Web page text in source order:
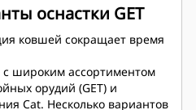
оснастки GET
ковшей сокращает время
широким ассортиментом
орудий (GET) и
Cat. Несколько вариантов